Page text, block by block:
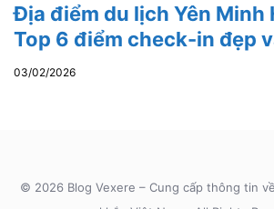
Địa điểm du lịch Yên Minh
Top 6 điểm check-in đẹp
03/02/2026
© 2026 Blog Vexere – Cung cấp thông tin